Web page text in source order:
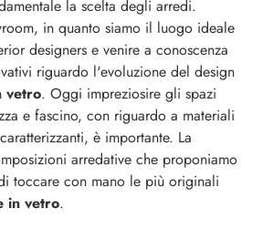
la scelta degli arredi.
in quanto siamo il luogo ideale
designers e venire a conoscenza
riguardo l'evoluzione del design
vetro. Oggi impreziosire gli spazi
e fascino, con riguardo a materiali
è importante. La
arredative che proponiamo
toccare con mano le più originali
in vetro.